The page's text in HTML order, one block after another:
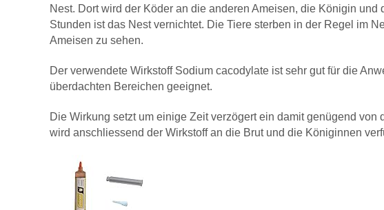
Nest. Dort wird der Köder an die anderen Ameisen, die Königin und
Stunden ist das Nest vernichtet. Die Tiere sterben in der Regel im
Ameisen zu sehen.
Der verwendete Wirkstoff Sodium cacodylate ist sehr gut für die
überdachten Bereichen geeignet.
Die Wirkung setzt um einige Zeit verzögert ein damit genügend
wird anschliessend der Wirkstoff an die Brut und die Königinnen